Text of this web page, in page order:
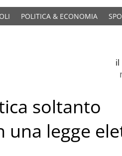
POLITICA & ECONOMIA
il
soltanto
una legge